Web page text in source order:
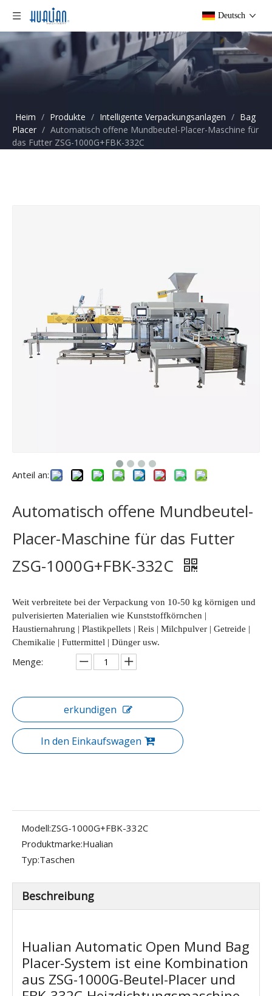
Deutsch
Heim / Produkte / Intelligente Verpackungsanlagen / Bag
Placer / Automatisch offene Mundbeutel-Placer-Maschine für
das Futter ZSG-1000G+FBK-332C
Anteil an:
Automatisch offene Mundbeutel-
Placer-Maschine für das Futter
ZSG-1000G+FBK-332C
Weit verbreitete bei der Verpackung von 10-50 kg körnigen und
pulverisierten Materialien wie Kunststoffkörnchen |
Haustiernahrung | Plastikpellets | Reis | Milchpulver | Getreide |
Chemikalie | Futtermittel | Dünger usw.
Menge:
erkundigen
In den Einkaufswagen
Modell:ZSG-1000G+FBK-332C
Produktmarke:Hualian
Typ:Taschen
Beschreibung
Hualian Automatic Open Mund Bag
Placer-System ist eine Kombination
aus ZSG-1000G-Beutel-Placer und